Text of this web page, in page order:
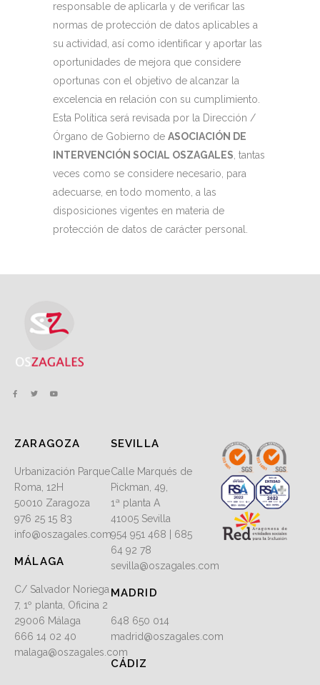
responsable de aplicarla y de verificar las
normas de protección de datos aplicables a
su actividad, así como identificar y aportar las
oportunidades de mejora que considere
oportunas con el objetivo de alcanzar la
excelencia en relación con su cumplimiento.
Esta Política será revisada por la Dirección /
Órgano de Gobierno de ASOCIACIÓN DE
INTERVENCIÓN SOCIAL OSZAGALES, tantas
veces como se considere necesario, para
adecuarse, en todo momento, a las
disposiciones vigentes en materia de
protección de datos de carácter personal.
ZARAGOZA
Urbanización Parque
Roma, 12H
50010 Zaragoza
976 25 15 83
info@oszagales.com
MÁLAGA
C/ Salvador Noriega
7, 1º planta, Oficina 2
29006 Málaga
666 14 02 40
malaga@oszagales.com
SEVILLA
Calle Marqués de
Pickman, 49,
1ª planta A
41005 Sevilla
954 951 468 | 685
64 92 78
sevilla@oszagales.com
MADRID
648 650 014
madrid@oszagales.com
CÁDIZ